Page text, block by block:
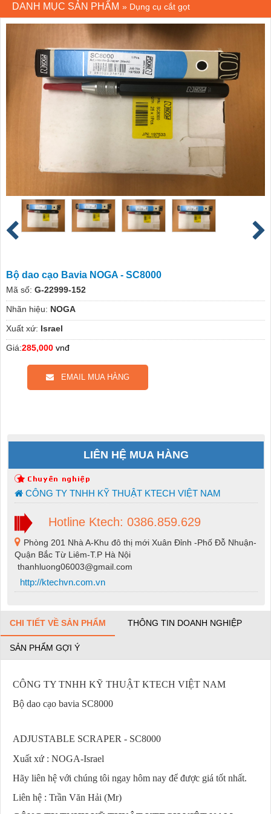
DANH MỤC SẢN PHẨM » Dụng cụ cắt gọt
Bộ dao cạo Bavia NOGA - SC8000
Mã số: G-22999-152
Nhãn hiệu: NOGA
Xuất xứ: Israel
Giá:285,000 vnđ
EMAIL MUA HÀNG
LIÊN HỆ MUA HÀNG
CÔNG TY TNHH KỸ THUẬT KTECH VIỆT NAM
Hotline Ktech: 0386.859.629
Phòng 201 Nhà A-Khu đô thị mới Xuân Đỉnh -Phố Đỗ Nhuận-
Quận Bắc Từ Liêm-T.P Hà Nội
thanhluong06003@gmail.com
http://ktechvn.com.vn
CHI TIẾT VỀ SẢN PHẨM THÔNG TIN DOANH NGHIỆP
SẢN PHẨM GỢI Ý
CÔNG TY TNHH KỸ THUẬT KTECH VIỆT NAM
Bộ dao cạo bavia SC8000
ADJUSTABLE SCRAPER - SC8000
Xuất xứ : NOGA-Israel
Hãy liên hệ với chúng tôi ngay hôm nay để được giá tốt nhất.
Liên hệ : Trần Văn Hải (Mr)